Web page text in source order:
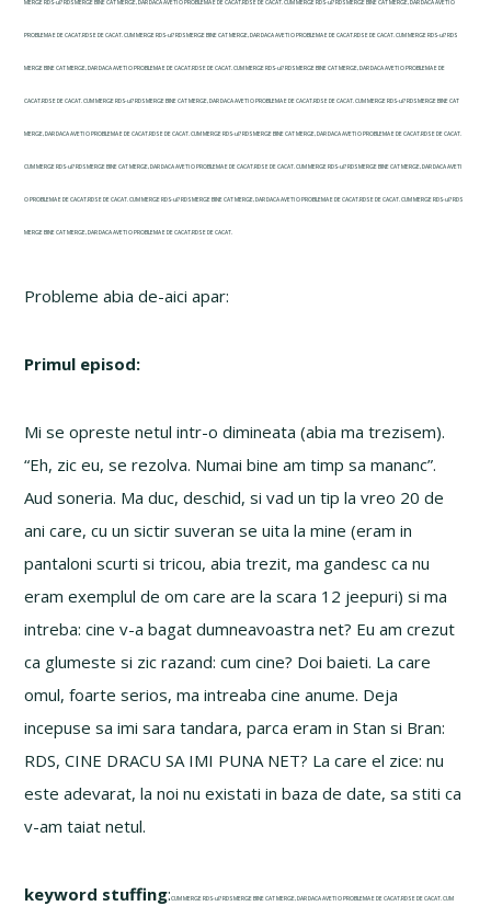
MERGE RDS-ul? RDS MERGE BINE CAT MERGE, DAR DACA AVETI O PROBLEMA E DE CACAT.RDS E DE CACAT. CUM MERGE RDS-ul? RDS MERGE BINE CAT MERGE, DAR DACA AVETI O
PROBLEMA E DE CACAT.RDS E DE CACAT. CUM MERGE RDS-ul? RDS MERGE BINE CAT MERGE, DAR DACA AVETI O PROBLEMA E DE CACAT.RDS E DE CACAT. CUM MERGE RDS-ul? RDS
MERGE BINE CAT MERGE, DAR DACA AVETI O PROBLEMA E DE CACAT.RDS E DE CACAT. CUM MERGE RDS-ul? RDS MERGE BINE CAT MERGE, DAR DACA AVETI O PROBLEMA E DE
CACAT.RDS E DE CACAT. CUM MERGE RDS-ul? RDS MERGE BINE CAT MERGE, DAR DACA AVETI O PROBLEMA E DE CACAT.RDS E DE CACAT. CUM MERGE RDS-ul? RDS MERGE BINE CAT
MERGE, DAR DACA AVETI O PROBLEMA E DE CACAT.RDS E DE CACAT. CUM MERGE RDS-ul? RDS MERGE BINE CAT MERGE, DAR DACA AVETI O PROBLEMA E DE CACAT.RDS E DE CACAT.
CUM MERGE RDS-ul? RDS MERGE BINE CAT MERGE, DAR DACA AVETI O PROBLEMA E DE CACAT.RDS E DE CACAT. CUM MERGE RDS-ul? RDS MERGE BINE CAT MERGE, DAR DACA AVETI
O PROBLEMA E DE CACAT.RDS E DE CACAT. CUM MERGE RDS-ul? RDS MERGE BINE CAT MERGE, DAR DACA AVETI O PROBLEMA E DE CACAT.RDS E DE CACAT. CUM MERGE RDS-ul? RDS
MERGE BINE CAT MERGE, DAR DACA AVETI O PROBLEMA E DE CACAT.RDS E DE CACAT.
Probleme abia de-aici apar:
Primul episod:
Mi se opreste netul intr-o dimineata (abia ma trezisem).
“Eh, zic eu, se rezolva. Numai bine am timp sa mananc”.
Aud soneria. Ma duc, deschid, si vad un tip la vreo 20 de
ani care, cu un sictir suveran se uita la mine (eram in
pantaloni scurti si tricou, abia trezit, ma gandesc ca nu
eram exemplul de om care are la scara 12 jeepuri) si ma
intreba: cine v-a bagat dumneavoastra net? Eu am crezut
ca glumeste si zic razand: cum cine? Doi baieti. La care
omul, foarte serios, ma intreaba cine anume. Deja
incepuse sa imi sara tandara, parca eram in Stan si Bran:
RDS, CINE DRACU SA IMI PUNA NET? La care el zice: nu
este adevarat, la noi nu existati in baza de date, sa stiti ca
v-am taiat netul.
keyword stuffing:CUM MERGE RDS-ul? RDS MERGE BINE CAT MERGE, DAR DACA AVETI O PROBLEMA E DE CACAT.RDS E DE CACAT. CUM